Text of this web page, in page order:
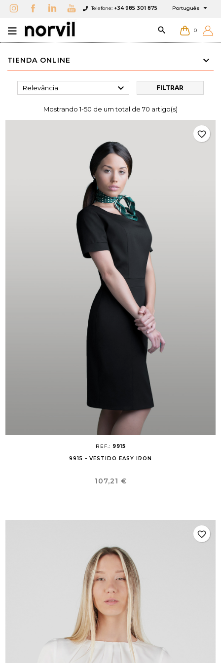
Telefone: +34 985 301 875 Português 
 0
TIENDA ONLINE
Relevância  FILTRAR
Mostrando 1-50 de um total de 70 artigo(s)
REF.: 9915
9915 - VESTIDO EASY IRON
Preço
107,21 €
favorite_border
favorite_border